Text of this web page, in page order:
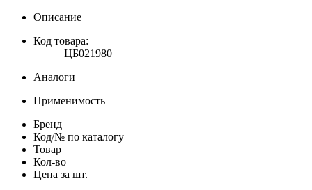
Описание
Код товара:
ЦБ021980
Аналоги
Применимость
Бренд
Код/№ по каталогу
Товар
Кол-во
Цена за шт.